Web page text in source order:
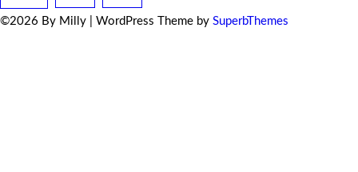
©2026 By Milly | WordPress Theme by SuperbThemes